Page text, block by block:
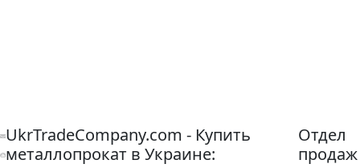
UkrTradeCompany.com - Купить
металлопрокат в Украине:
Отдел
продаж